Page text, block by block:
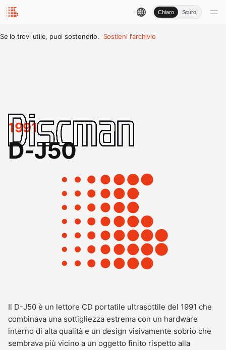
Chiaro Scuro
Se lo trovi utile, puoi sostenerlo. Sostieni l'archivio
1991
D-J50
Il D-J50 è un lettore CD portatile ultrasottile del 1991 che
combinava una sottigliezza estrema con un hardware
interno di alta qualità e un design visivamente sobrio che
sembrava più vicino a un oggetto finito rispetto alla